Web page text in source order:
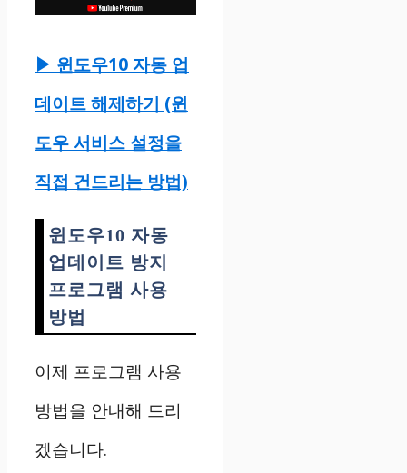
▶ 윈도우10 자동 업
데이트 해제하기 (윈
도우 서비스 설정을
직접 건드리는 방법)
윈도우10 자동
업데이트 방지
프로그램 사용
방법
이제 프로그램 사용
방법을 안내해 드리
겠습니다.